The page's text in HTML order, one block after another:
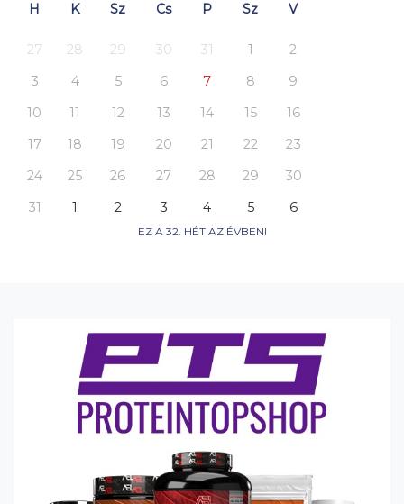
H K Sz Cs P Sz V
27 28 29 30 31 1
2
3
4 5 6 7 8
9
10
11 12 13 14 15
16
17
18 19 20 21 22
23
24
25 26 27 28 29
30
31
1 2 3 4 5 6
EZ A 32. HÉT AZ ÉVBEN!